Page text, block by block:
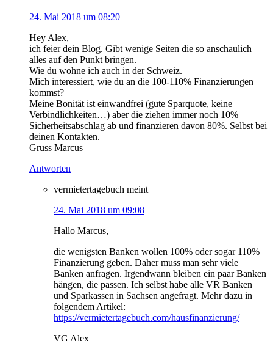
24. Mai 2018 um 08:20
Hey Alex,
ich feier dein Blog. Gibt wenige Seiten die so anschaulich
alles auf den Punkt bringen.
Wie du wohne ich auch in der Schweiz.
Mich interessiert, wie du an die 100-110% Finanzierungen
kommst?
Meine Bonität ist einwandfrei (gute Sparquote, keine
Verbindlichkeiten…) aber die ziehen immer noch 10%
Sicherheitsabschlag ab und finanzieren davon 80%. Selbst bei
deinen Kontakten.
Gruss Marcus
Antworten
vermietertagebuch meint
24. Mai 2018 um 09:08
Hallo Marcus,
die wenigsten Banken wollen 100% oder sogar 110%
Finanzierung geben. Daher muss man sehr viele
Banken anfragen. Irgendwann bleiben ein paar Banken
hängen, die passen. Ich selbst habe alle VR Banken
und Sparkassen in Sachsen angefragt. Mehr dazu in
folgendem Artikel:
https://vermietertagebuch.com/hausfinanzierung/
VG Alex